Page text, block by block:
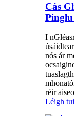
Cás
I
nós ár
réir
Léigh